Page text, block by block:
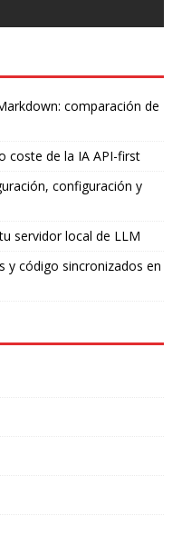
comparación de
coste de la IA API-first
configuración y
servidor local de LLM
y código sincronizados en